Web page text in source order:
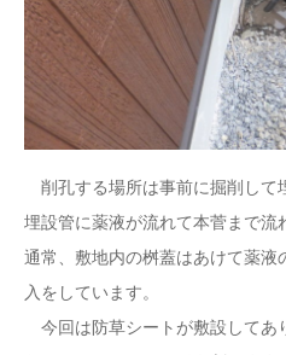
削孔する場所は事前に掘削して
埋設管に薬液が流れて本菅まで流
通常、敷地内の桝蓋はあけて薬液
入をしています。
今回は防草シートが敷設してあ